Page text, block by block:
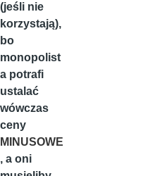
(jeśli nie
korzystają),
bo
monopolist
a potrafi
ustalać
wówczas
ceny
MINUSOWE
, a oni